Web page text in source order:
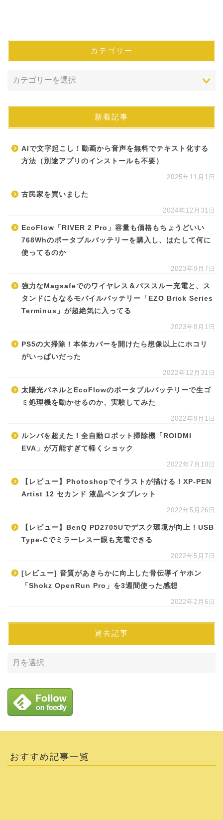
カテゴリー
新着記事
AIで文字起こし！動画から音声を無料でテキスト化する
方法（別途アプリのインストールも不要）
2025年11月1日
古民家を買いました
2024年12月31日
EcoFlow「RIVER 2 Pro」容量も価格もちょうどいい
768Whのポータブルバッテリーを購入し、はたして何に
使ってるのか
2023年9月7日
強力なMagsafeでのワイヤレス＆パススルー充電と、ス
タンドにもなるモバイルバッテリー「EZO Brick Series
Terminus」が超絶気に入ってる
2023年8月1日
PS5の大掃除！本体カバーを開けたら想像以上にホコリ
がいっぱいだった
2022年12月31日
太陽光パネルとEcoFlowのポータブルバッテリーで生ゴ
ミ処理機を動かせるのか、実験してみた
2022年9月1日
ルンバを超えた！全自動ロボット掃除機「ROIDMI
EVA」が万能すぎて軽くショック
2022年7月10日
【レビュー】Photoshopでイラストが描ける！XP-PEN
Artist 12 セカンド 液晶ペンタブレット
2022年5月26日
【レビュー】BenQ PD2705Uでデスク環境が向上！USB
Type-Cでミラーレス一眼も充電できる
2022年5月7日
[レビュー] 音質があきらかに向上した骨伝導イヤホン
「Shokz OpenRun Pro」を3週間使った感想
2022年2月6日
過去記事
おすすめ記事一覧